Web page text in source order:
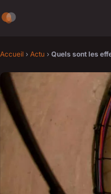
Accueil › Actu › Quels sont les